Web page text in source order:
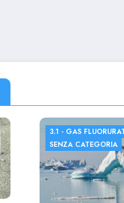
3.1 - GAS
SENZA CATEGORIA